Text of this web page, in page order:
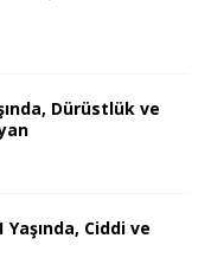
Dürüstlük ve
Ciddi ve